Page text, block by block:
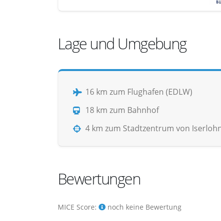
Lage und Umgebung
16 km zum Flughafen (EDLW)
18 km zum Bahnhof
4 km zum Stadtzentrum von
Bewertungen
MICE Score: noch keine Bewertung